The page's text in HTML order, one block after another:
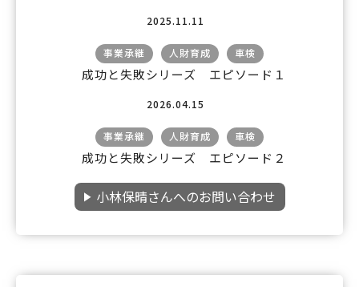
2025.11.11
事業承継 人財育成 車検
成功と失敗シリーズ エピソード１
2026.04.15
事業承継 人財育成 車検
成功と失敗シリーズ エピソード２
小林保晴さんへのお問い合わせ